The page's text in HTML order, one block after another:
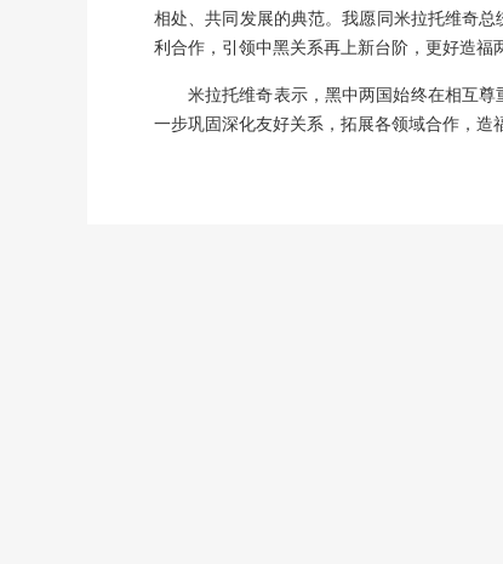
相处、共同发展的典范。我愿同米拉托维奇
利合作，引领中黑关系再上新台阶，更好造福
米拉托维奇表示，黑中两国始终在相互
一步巩固深化友好关系，拓展各领域合作，造